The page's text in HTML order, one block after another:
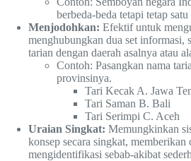
berbeda-beda tetapi tetap
Menjodohkan: Efektif untuk
menghubungkan dua set informasi,
tarian dengan daerah asalnya atau
Contoh: Pasangkan nama
provinsinya.
Tari Kecak A. Jawa
Tari Saman B. Bali
Tari Serimpi C. Aceh
Uraian Singkat: Memungkinkan
konsep secara singkat, memberikan
mengidentifikasi sebab-akibat